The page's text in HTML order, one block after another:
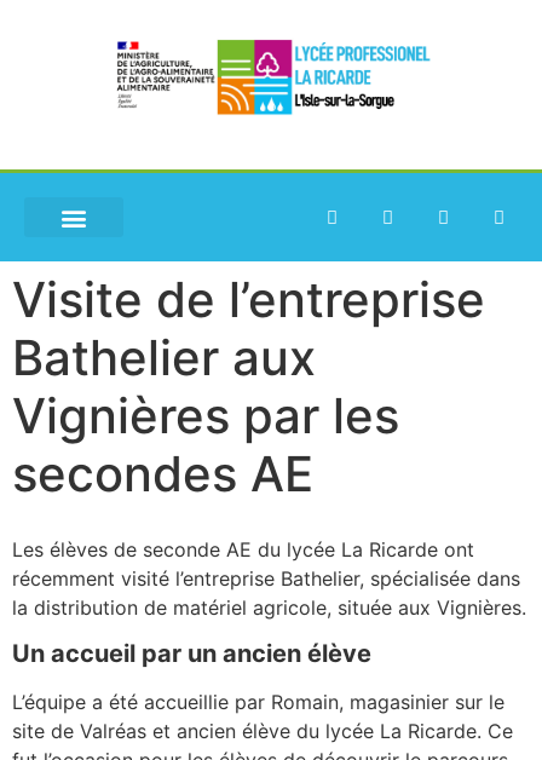
Visite de l’entreprise
Bathelier aux
Vignières par les
secondes AE
Les élèves de seconde AE du lycée La Ricarde ont
récemment visité l’entreprise Bathelier, spécialisée dans
la distribution de matériel agricole, située aux Vignières.
Un accueil par un ancien élève
L’équipe a été accueillie par Romain, magasinier sur le
site de Valréas et ancien élève du lycée La Ricarde. Ce